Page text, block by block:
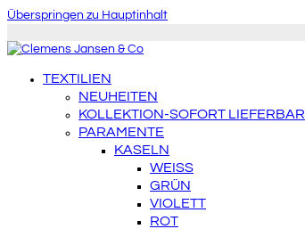
Überspringen zu Hauptinhalt
TEXTILIEN
NEUHEITEN
KOLLEKTION-SOFORT LIEFERBAR
PARAMENTE
KASELN
WEISS
GRÜN
VIOLETT
ROT